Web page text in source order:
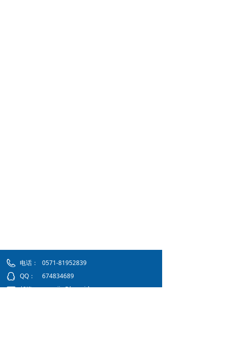
电话：
0571-81952839
QQ：
674834689
邮箱： wangjie@hzweidan.com